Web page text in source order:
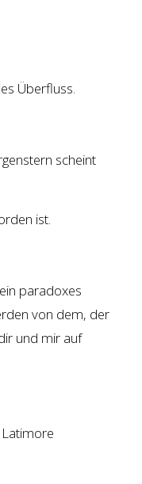
Überfluss.
scheint
ist.
paradoxes
von dem, der
und mir auf
Latimore